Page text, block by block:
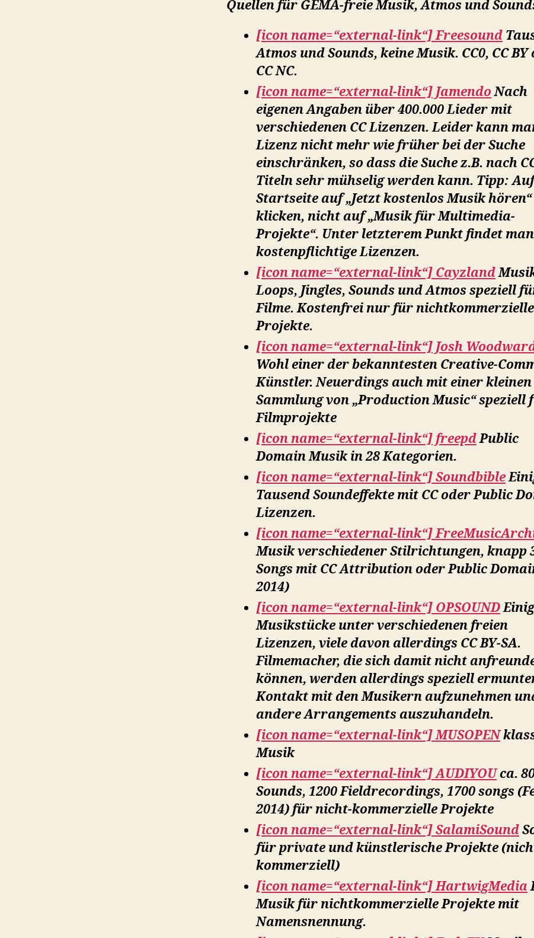
Quellen für GEMA-freie Musik, Atmos und
[icon name=“external-link“] Freesound
Atmos und Sounds, keine Musik. CC0, CC BY
CC NC.
[icon name=“external-link“] JamendoNach
eigenen Angaben über 400.000 Lieder mit
verschiedenen CC Lizenzen. Leider kann
Lizenz nicht mehr wie früher bei der Suche
einschränken, so dass die Suche z.B. nach
Titeln sehr mühselig werden kann. Tipp:
Startseite auf „Jetzt kostenlos Musik hören“
klicken, nicht auf „Musik für Multimedia-
Projekte“. Unter letzterem Punkt findet man
kostenpflichtige Lizenzen.
[icon name=“external-link“] Cayzland
Loops, Jingles, Sounds und Atmos speziell
Filme. Kostenfrei nur für nichtkommerzielle
Projekte.
[icon name=“external-link“] Josh
Wohl einer der bekanntesten Creative-
Künstler. Neuerdings auch mit einer kleinen
Sammlung von „Production Music“ speziell
Filmprojekte
[icon name=“external-link“] freepdPublic
Domain Musik in 28 Kategorien.
[icon name=“external-link“] Soundbible
Tausend Soundeffekte mit CC oder Public
Lizenzen.
[icon name=“external-link“]
Musik verschiedener Stilrichtungen, knapp
Songs mit CC Attribution oder Public
2014)
[icon name=“external-link“] OPSOUND
Musikstücke unter verschiedenen freien
Lizenzen, viele davon allerdings CC BY-SA.
Filmemacher, die sich damit nicht
können, werden allerdings speziell
Kontakt mit den Musikern aufzunehmen
andere Arrangements auszuhandeln.
[icon name=“external-link“] MUSOPEN
Musik
[icon name=“external-link“] AUDIYOUca.
Sounds, 1200 Fieldrecordings, 1700 songs
2014) für nicht-kommerzielle Projekte
[icon name=“external-link“] SalamiSound
für private und künstlerische Projekte
kommerziell)
[icon name=“external-link“] HartwigMedia
Musik für nichtkommerzielle Projekte mit
Namensnennung.